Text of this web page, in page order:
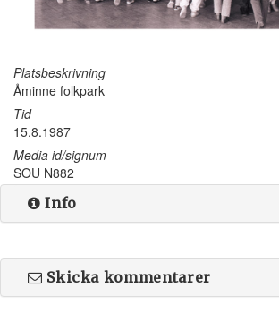
Platsbeskrivning
Åminne folkpark
Tid
15.8.1987
Media id/signum
SOU N882
Info
Skicka kommentarer